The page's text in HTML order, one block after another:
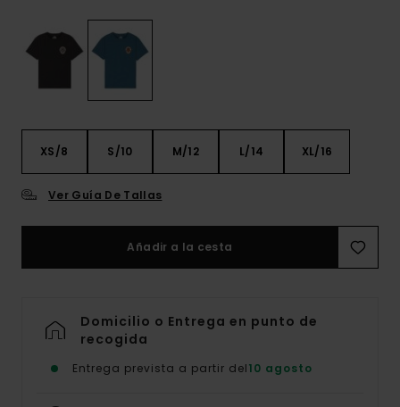
XS/8 S/10 M/12 L/14 XL/16
Ver Guía De Tallas
Añadir a la cesta
Domicilio o Entrega en punto de
recogida
Entrega prevista a partir del10 agosto